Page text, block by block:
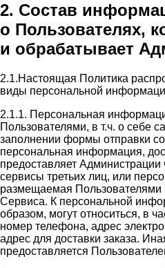
2. Состав
о Пользователях,
и обрабатывает
2.1.Настоящая Политика
виды персональной
2.1.1. Персональная
Пользователями, в т.ч. о себе
заполнении формы отправки
персональная информация,
предоставляет Администрации
сервисы третьих лиц, или
размещаемая Пользователями
Сервиса. К персональной
образом, могут относиться, в
номер телефона, адрес
адрес для доставки заказа.
предоставляется